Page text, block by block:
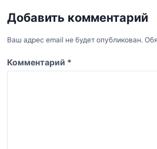
г
а
ц
и
Добавить комментарий
Ваш адрес email не будет опубликован.
Комментарий *